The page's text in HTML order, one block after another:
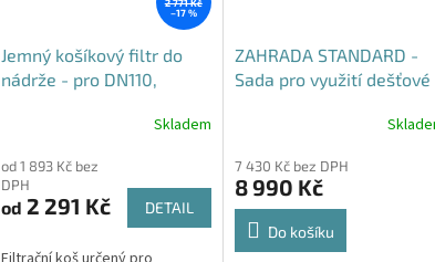
–17 %
Jemný košíkový filtr do
nádrže - pro DN110,
produktu
je
4,6
5
Skladem
od 1 893 Kč bez
DPH
od 2 291 Kč DETAIL
ZAHRADA STANDARD -
Sada pro využití dešťové
7 430 Kč bez DPH
8 990 Kč
Do košíku